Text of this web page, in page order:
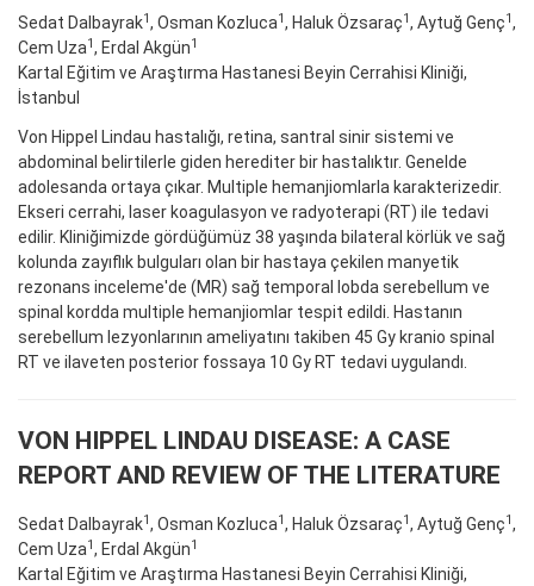
Sedat Dalbayrak1, Osman Kozluca1, Haluk Özsaraç1, Aytuğ Genç1,
Cem Uza1, Erdal Akgün1
Kartal Eğitim ve Araştırma Hastanesi Beyin Cerrahisi Kliniği,
İstanbul
Von Hippel Lindau hastalığı, retina, santral sinir sistemi ve
abdominal belirtilerle giden herediter bir hastalıktır. Genelde
adolesanda ortaya çıkar. Multiple hemanjiomlarla karakterizedir.
Ekseri cerrahi, laser koagulasyon ve radyoterapi (RT) ile tedavi
edilir. Kliniğimizde gördüğümüz 38 yaşında bilateral körlük ve sağ
kolunda zayıflık bulguları olan bir hastaya çekilen manyetik
rezonans inceleme'de (MR) sağ temporal lobda serebellum ve
spinal kordda multiple hemanjiomlar tespit edildi. Hastanın
serebellum lezyonlarının ameliyatını takiben 45 Gy kranio spinal
RT ve ilaveten posterior fossaya 10 Gy RT tedavi uygulandı.
VON HIPPEL LINDAU DISEASE: A CASE
REPORT AND REVIEW OF THE LITERATURE
Sedat Dalbayrak1, Osman Kozluca1, Haluk Özsaraç1, Aytuğ Genç1,
Cem Uza1, Erdal Akgün1
Kartal Eğitim ve Araştırma Hastanesi Beyin Cerrahisi Kliniği,